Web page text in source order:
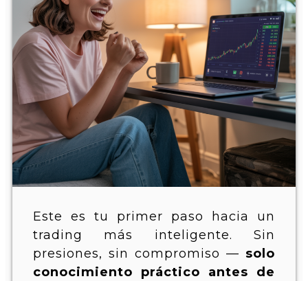
Este es tu primer paso hacia un
trading más inteligente. Sin
presiones, sin compromiso — solo
conocimiento práctico antes de